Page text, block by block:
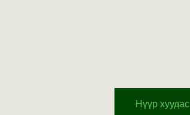
Hүүр хуудас